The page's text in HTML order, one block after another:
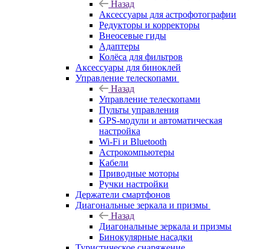
Назад
Аксессуары для астрофотографии
Редукторы и корректоры
Внеосевые гиды
Адаптеры
Колёса для фильтров
Аксессуары для биноклей
Управление телескопами
Назад
Управление телескопами
Пульты управления
GPS-модули и автоматическая
настройка
Wi-Fi и Bluetooth
Астрокомпьютеры
Кабели
Приводные моторы
Ручки настройки
Держатели смартфонов
Диагональные зеркала и призмы
Назад
Диагональные зеркала и призмы
Бинокулярные насадки